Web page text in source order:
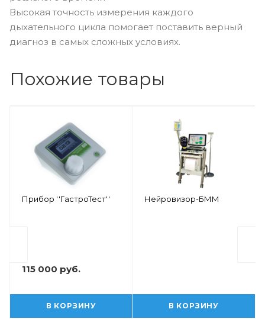
Высокая точность измерения каждого
дыхательного цикла помогает поставить верный
диагноз в самых сложных условиях.
Похожие товары
Прибор ''ГастроТест''
115 000 руб.
В КОРЗИНУ
Нейровизор-БММ
В КОРЗИНУ